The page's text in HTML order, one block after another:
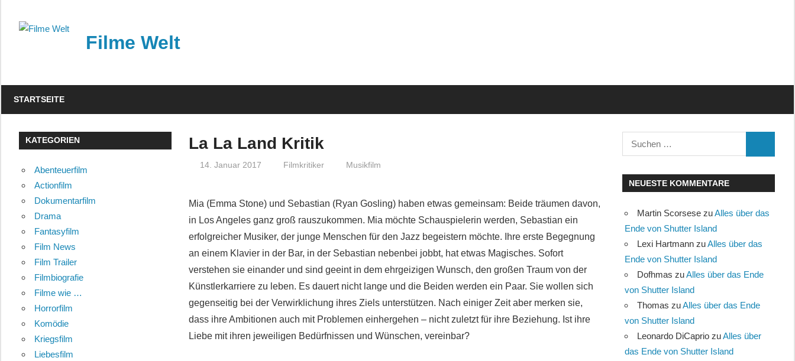
Inhalt
Filme Welt
Vorstellungen
aktuellen
Kinofilmen
STARTSEITE
La La Land Kritik
14. Januar 2017 Filmkritiker Musikfilm
Mia (Emma Stone) und Sebastian (Ryan Gosling) haben etwas gemeinsam: Beide träumen davon,
in Los Angeles ganz groß rauszukommen. Mia möchte Schauspielerin werden, Sebastian ein
erfolgreicher Musiker, der junge Menschen für den Jazz begeistern möchte. Ihre erste Begegnung
an einem Klavier in der Bar, in der Sebastian nebenbei jobbt, hat etwas Magisches. Sofort
verstehen sie einander und sind geeint in dem ehrgeizigen Wunsch, den großen Traum von der
Künstlerkarriere zu leben. Es dauert nicht lange und die Beiden werden ein Paar. Sie wollen sich
gegenseitig bei der Verwirklichung ihres Ziels unterstützen. Nach einiger Zeit aber merken sie,
dass ihre Ambitionen auch mit Problemen einhergehen – nicht zuletzt für ihre Beziehung. Ist ihre
Liebe mit ihren jeweiligen Bedürfnissen und Wünschen, vereinbar?
KATEGORIEN
Abenteuerfilm
Actionfilm
Dokumentarfilm
Drama
Fantasyfilm
Film News
Film Trailer
Filmbiografie
Filme wie …
Horrorfilm
Komödie
Kriegsfilm
Liebesfilm
Suchen
nach:
NEUESTE KOMMENTARE
Martin Scorsese zuAlles über das
Ende von Shutter Island
Lexi Hartmann zuAlles über das
Ende von Shutter Island
Dofhmas zuAlles über das Ende
von Shutter Island
Thomas zuAlles über das Ende
von Shutter Island
Leonardo DiCaprio zuAlles über
das Ende von Shutter Island